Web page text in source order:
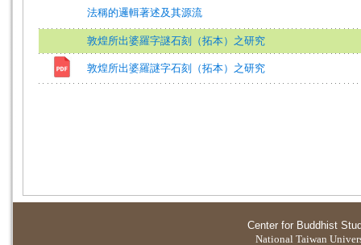
法稱的邏輯著述及其源流
敦煌所出婆羅字謎石刻（拓本）之研究
敦煌所出婆羅謎字石刻（拓本）之研究
Center for Buddhist
National Taiwan